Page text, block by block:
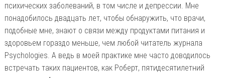
психических заболеваний, в том числе и депрессии. Мне
понадобилось двадцать лет, чтобы обнаружить, что врачи,
подобные мне, знают о связи между продуктами питания и
здоровьем гораздо меньше, чем любой читатель журнала
Psychologies. А ведь в моей практике мне часто доводилось
встречать таких пациентов, как Роберт, пятидесятилетний